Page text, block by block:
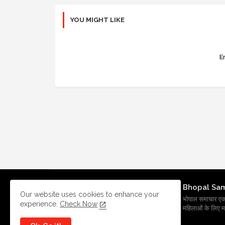
YOU MIGHT LIKE
Bhopal
भोपाल समाचार एक
महिलाओं के लिए
Our website uses cookies to enhance your
experience. Check Now